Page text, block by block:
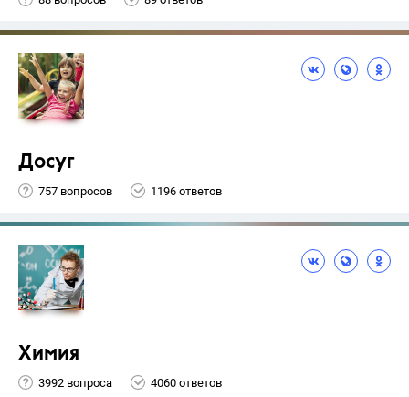
Досуг
757 вопросов 1196 ответов
Химия
3992 вопроса 4060 ответов